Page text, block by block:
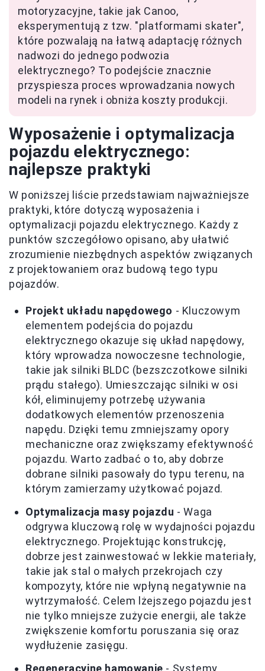
motoryzacyjne, takie jak Canoo,
eksperymentują z tzw. "platformami skater",
które pozwalają na łatwą adaptację różnych
nadwozi do jednego podwozia
elektrycznego? To podejście znacznie
przyspiesza proces wprowadzania nowych
modeli na rynek i obniża koszty produkcji.
Wyposażenie i optymalizacja
pojazdu elektrycznego:
najlepsze praktyki
W poniższej liście przedstawiam najważniejsze
praktyki, które dotyczą wyposażenia i
optymalizacji pojazdu elektrycznego. Każdy z
punktów szczegółowo opisano, aby ułatwić
zrozumienie niezbędnych aspektów związanych
z projektowaniem oraz budową tego typu
pojazdów.
Projekt układu napędowego - Kluczowym
elementem podejścia do pojazdu
elektrycznego okazuje się układ napędowy,
który wprowadza nowoczesne technologie,
takie jak silniki BLDC (bezszczotkowe silniki
prądu stałego). Umieszczając silniki w osi
kół, eliminujemy potrzebę używania
dodatkowych elementów przenoszenia
napędu. Dzięki temu zmniejszamy opory
mechaniczne oraz zwiększamy efektywność
pojazdu. Warto zadbać o to, aby dobrze
dobrane silniki pasowały do typu terenu, na
którym zamierzamy użytkować pojazd.
Optymalizacja masy pojazdu - Waga
odgrywa kluczową rolę w wydajności pojazdu
elektrycznego. Projektując konstrukcję,
dobrze jest zainwestować w lekkie materiały,
takie jak stal o małych przekrojach czy
kompozyty, które nie wpłyną negatywnie na
wytrzymałość. Celem lżejszego pojazdu jest
nie tylko mniejsze zużycie energii, ale także
zwiększenie komfortu poruszania się oraz
wydłużenie zasięgu.
Regeneracyjne hamowanie - Systemy